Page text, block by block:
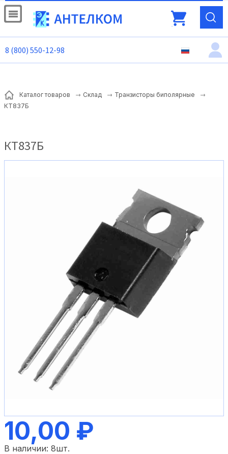
8 (800) 550-12-98
Каталог товаров Склад
Транзисторы биполярные
КТ837Б
КТ837Б
10,00 ₽
В наличии: 8шт.